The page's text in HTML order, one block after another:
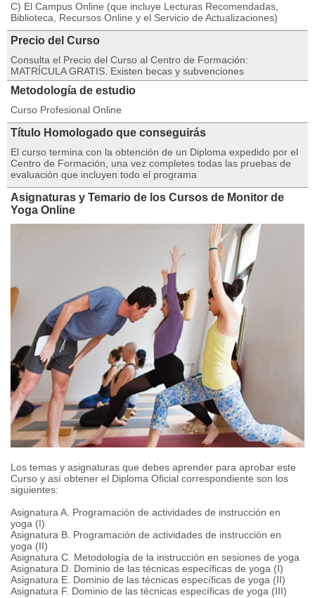
C) El Campus Online (que incluye Lecturas Recomendadas,
Biblioteca, Recursos Online y el Servicio de Actualizaciones)
Precio del Curso
Consulta el Precio del Curso al Centro de Formación:
MATRÍCULA GRATIS. Existen becas y subvenciones
Metodología de estudio
Curso Profesional Online
Título Homologado que conseguirás
El curso termina con la obtención de un Diploma expedido por el
Centro de Formación, una vez completes todas las pruebas de
evaluación que incluyen todo el programa
Asignaturas y Temario de los Cursos de Monitor de
Yoga Online
Los temas y asignaturas que debes aprender para aprobar este
Curso y así obtener el Diploma Oficial correspondiente son los
siguientes:
Asignatura A. Programación de actividades de instrucción en
yoga (I)
Asignatura B. Programación de actividades de instrucción en
yoga (II)
Asignatura C. Metodología de la instrucción en sesiones de yoga
Asignatura D. Dominio de las técnicas específicas de yoga (I)
Asignatura E. Dominio de las técnicas específicas de yoga (II)
Asignatura F. Dominio de las técnicas específicas de yoga (III)